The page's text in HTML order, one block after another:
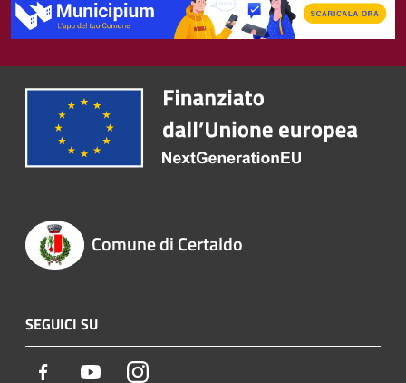
Comune di Certaldo
SEGUICI SU
Facebook YoutubeInstagram